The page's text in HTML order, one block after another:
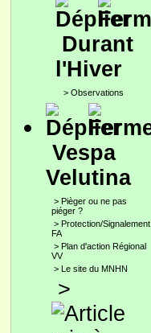
Durant
l'Hiver
> Observations
Vespa
Velutina
> Pièger ou ne pas
piéger ?
> Protection/Signalement
FA
> Plan d'action Régional
VV
> Le site du MNHN
>